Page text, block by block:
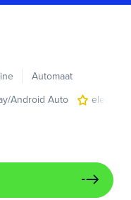
Automaat
Android Auto